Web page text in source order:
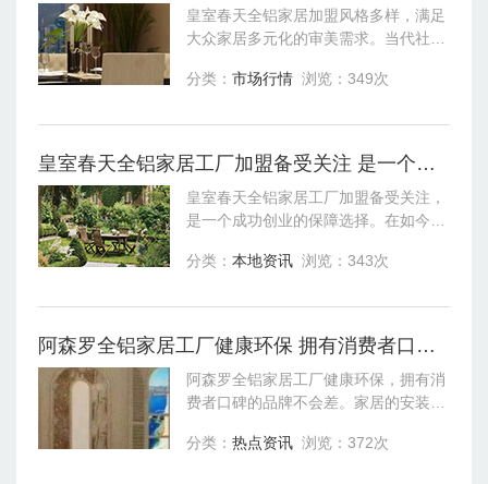
皇室春天全铝家居加盟风格多样，满足
大众家居多元化的审美需求。当代社
环保节能转型，家装行业也是如此，皇
修，更加
分类： 市场行情 浏览：349次
皇室春天全铝家居工厂加盟备受关注 是一个成功创业的保障选择
皇室春天全铝家居工厂加盟备受关注，
是一个成功创业的保障选择。在如今的
质是大家关注的，皇室春天全铝家居加
发，打造
分类： 本地资讯 浏览：343次
阿森罗全铝家居工厂健康环保 拥有消费者口碑的品牌不会差
阿森罗全铝家居工厂健康环保，拥有消
费者口碑的品牌不会差。家居的安装工
修工作更快的结束，不仅需要熟练的装
分类： 热点资讯 浏览：372次